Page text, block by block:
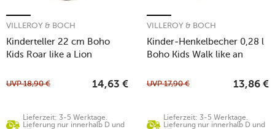
Kinderteller 22 cm Boho
Kids Roar like a Lion
VILLEROY & BOCH
Lieferzeit: 3-5 Werktage.
Lieferung nur innerhalb D und
UVP18,90 € 14,63 €
Kinder-Henkelbecher 0,28 l
Boho Kids Walk like an
VILLEROY & BOCH
Lieferzeit: 3-5 Werktage.
Lieferung nur innerhalb D und
UVP17,90 € 13,86 €